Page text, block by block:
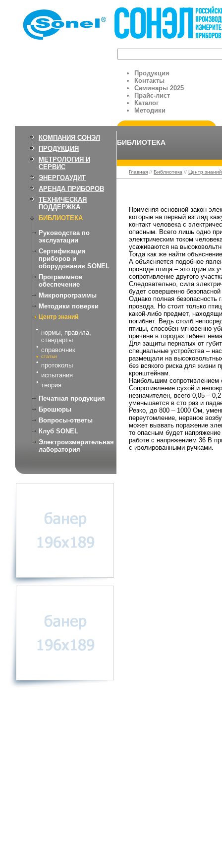
Продукция
Контакты
Семинары 2025
Прайс-лист
Каталог
Методики
КОМПАНИЯ СОНЭЛ
ПРОДУКЦИЯ
МЕТРОЛОГИЯ И
СЕРВИС
ЭНЕРГОАУДИТ
АРЕНДА ПРИБОРОВ
ТЕХНИЧЕСКАЯ
ПОДДЕРЖКА
БИБЛИОТЕКА
Руководства по
экслуатации
Сертификация
приборов и
оборудования SONEL
Программное
обеспечение
Микропрограммы
Методики поверки
Центр знаний
нормы, правила,
стандарты
справочник
статьи
протоколы
испытания
теория
Печатная продукция
Брошюры
Вопросы-ответы
Клуб SONEL
Электроизмерительная
лаборатория
БИБЛИОТЕКА
Главная // Библиотека // Центр знаний
Применяя основной закон
которые на первый взгляд
контакт человека с
опасным. Всего лишь одно
электрическим током
усаживаются на
Тогда как же найти
А объясняется подобное
проводе птица – это один из
сопротивление другого
Следовательно, сила
будет совершенно
Однако полная безопасность
провода. Но стоит только
какой-либо предмет,
погибнет. Ведь столб
птицы, способен мгновенно
причине в городах гибнет
Для защиты пернатых от
специальные устройства –
размещали на
без всякого риска для жизни
кронштейнам.
Наибольшим сопротивлением
Сопротивление сухой и
незначителен, всего 0,05 –
уменьшается в сто раз и
Резко, до 800 – 1000 Ом,
переутомление, нервное
может вызвать поражение
то опасным будет
работе с напряжением 36 В
с изолированными ручками.